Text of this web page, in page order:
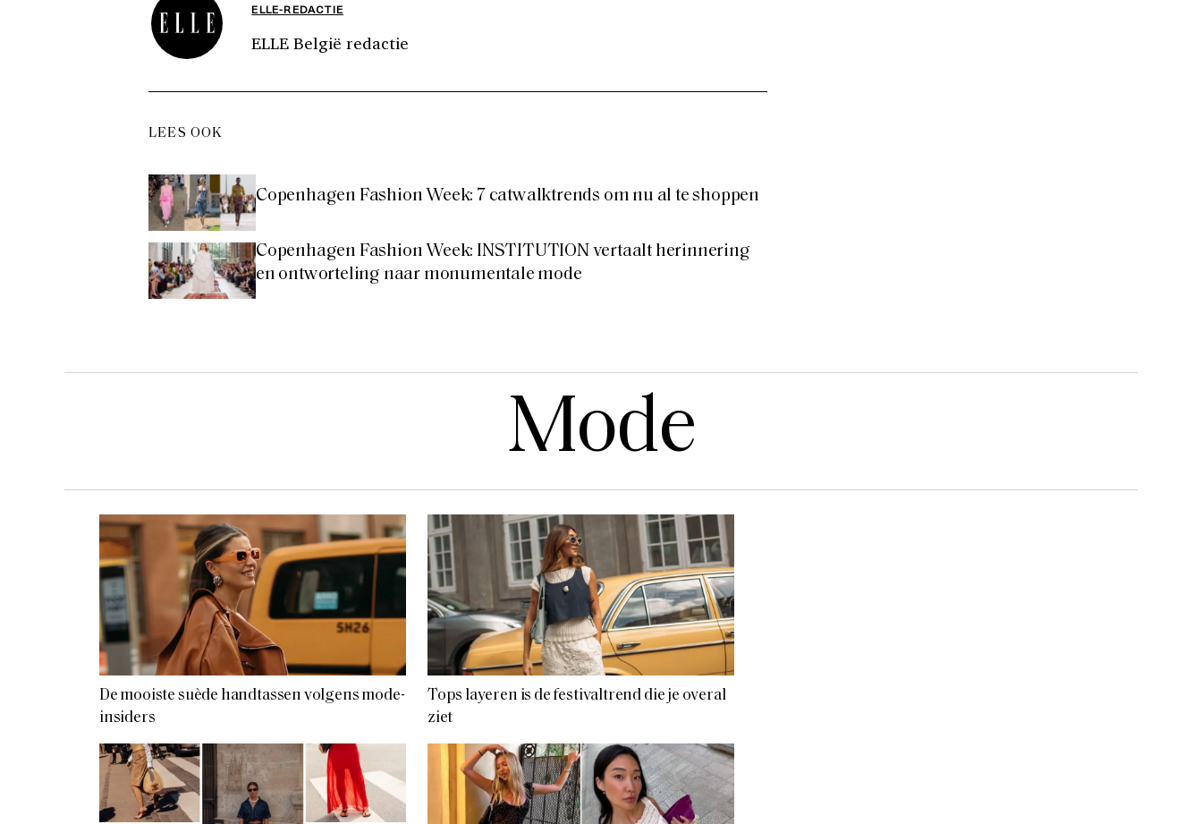
ELLE-REDACTIE
ELLE België redactie
LEES OOK
Copenhagen Fashion Week: 7 catwalktrends om nu al te shoppen
Copenhagen Fashion Week: INSTITUTION vertaalt herinnering
en ontworteling naar monumentale mode
Mode
De mooiste suède handtassen volgens mode-
insiders
Tops layeren is de festivaltrend die je overal
ziet